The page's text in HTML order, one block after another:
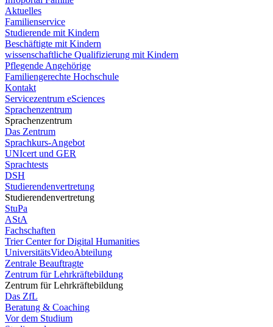
Aktuelles
Familienservice
Studierende mit Kindern
Beschäftigte mit Kindern
wissenschaftliche Qualifizierung mit Kindern
Pflegende Angehörige
Familiengerechte Hochschule
Kontakt
Servicezentrum eSciences
Sprachenzentrum
Sprachenzentrum
Das Zentrum
Sprachkurs-Angebot
UNIcert und GER
Sprachtests
DSH
Studierendenvertretung
Studierendenvertretung
StuPa
AStA
Fachschaften
Trier Center for Digital Humanities
UniversitätsVideoAbteilung
Zentrale Beauftragte
Zentrum für Lehrkräftebildung
Zentrum für Lehrkräftebildung
Das ZfL
Beratung & Coaching
Vor dem Studium